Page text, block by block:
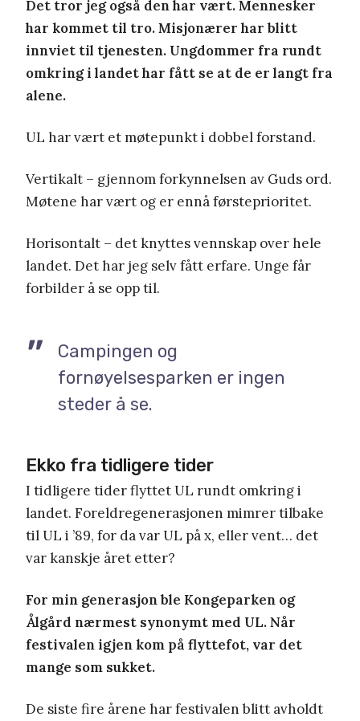
Det tror jeg også den har vært. Mennesker
har kommet til tro. Misjonærer har blitt
innviet til tjenesten. Ungdommer fra rundt
omkring i landet har fått se at de er langt fra
alene.
UL har vært et møtepunkt i dobbel forstand.
Vertikalt – gjennom forkynnelsen av Guds ord.
Møtene har vært og er ennå førsteprioritet.
Horisontalt – det knyttes vennskap over hele
landet. Det har jeg selv fått erfare. Unge får
forbilder å se opp til.
Campingen og
fornøyelsesparken er ingen
steder å se.
Ekko fra tidligere tider
I tidligere tider flyttet UL rundt omkring i
landet. Foreldregenerasjonen mimrer tilbake
til UL i ’89, for da var UL på x, eller vent… det
var kanskje året etter?
For min generasjon ble Kongeparken og
Ålgård nærmest synonymt med UL. Når
festivalen igjen kom på flyttefot, var det
mange som sukket.
De siste fire årene har festivalen blitt avholdt